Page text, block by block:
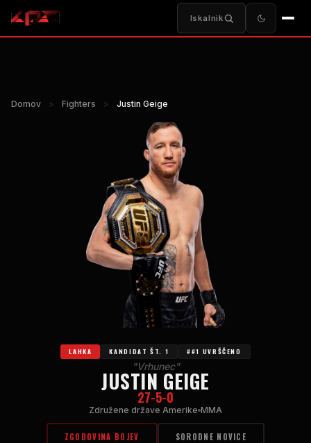
Iskalnik
Domov > Fighters > Justin Geige
LAHKA KANDIDAT ŠT. 1 ##1 UVRŠČENO
"Vrhunec"
JUSTIN GEIGE
27-5-0
Združene države Amerike MMA
ZGODOVINA BOJEV SORODNE NOVICE